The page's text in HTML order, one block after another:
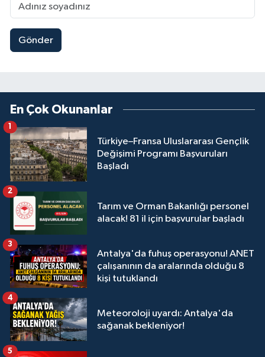
Gönder
En Çok Okunanlar
Türkiye–Fransa Uluslararası Gençlik
Değişimi Programı Başvuruları
Başladı
1
Tarım ve Orman Bakanlığı personel
alacak! 81 il için başvurular başladı
2
Antalya'da fuhuş operasyonu! ANET
çalışanının da aralarında olduğu 8
kişi tutuklandı
3
Meteoroloji uyardı: Antalya'da
sağanak bekleniyor!
4
5